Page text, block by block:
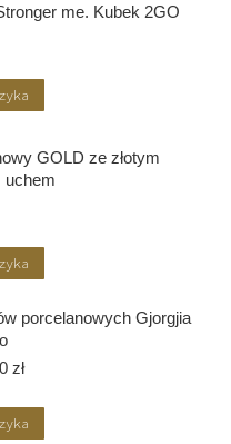
me. Kubek 2GO
GOLD ze złotym
uchem
porcelanowych Gjorgjia
zł.
złAktualna
wynosi:
414,00 zł.